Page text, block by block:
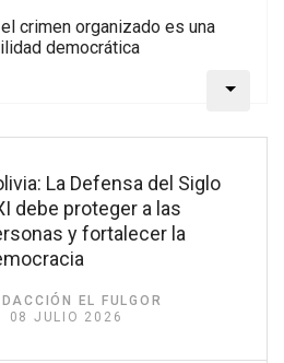
crimen organizado es una
democrática
La Defensa del Siglo
debe proteger a las
y fortalecer la
EL FULGOR
08 JULIO 2026